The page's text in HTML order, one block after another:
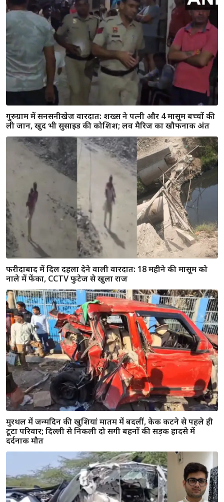
गुरुग्राम में सनसनीखेज वारदात: शख्स ने पत्नी और 4 मासूम बच्चों की
ली जान, खुद भी सुसाइड की कोशिश; लव मैरिज का खौफनाक अंत
फरीदाबाद में दिल दहला देने वाली वारदात: 18 महीने की मासूम को
नाले में फेंका, CCTV फुटेज से खुला राज
मुरथल में जन्मदिन की खुशियां मातम में बदलीं, केक कटने से पहले ही
टूटा परिवार; दिल्ली से निकली दो सगी बहनों की सड़क हादसे में
दर्दनाक मौत